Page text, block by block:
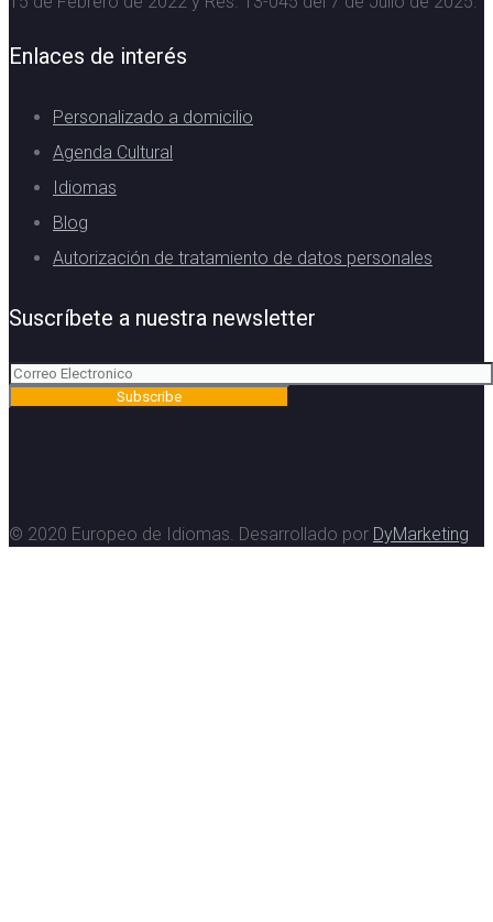
Enlaces de interés
Personalizado a domicilio
Agenda Cultural
Idiomas
Blog
Autorización de tratamiento de datos personales
Suscríbete a nuestra newsletter
© 2020 Europeo de Idiomas. Desarrollado por DyMarketing